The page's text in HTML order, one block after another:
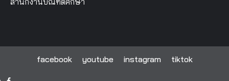
facebook youtube instagram tiktok